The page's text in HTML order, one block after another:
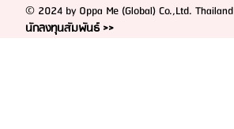
© 2024 by Oppa Me (Global) Co.,Ltd. Thailand
นักลงทุนสัมพันธ์ >>